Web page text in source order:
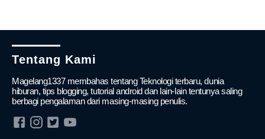
Tentang Kami
Magelang1337 membahas tentang Teknologi terbaru, dunia
hiburan, tips blogging, tutorial android dan lain-lain tentunya saling
berbagi pengalaman dari masing-masing penulis.